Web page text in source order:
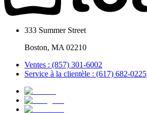
333 Summer Street
Boston, MA 02210
Ventes : (857) 301-6002
Service à la clientèle : (617) 682-0225